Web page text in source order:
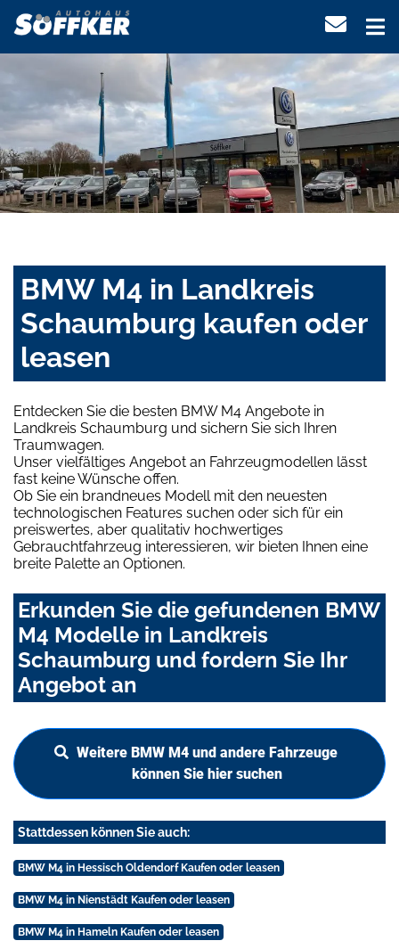
BMW M4 in Landkreis
Schaumburg kaufen oder
leasen
Entdecken Sie die besten BMW M4 Angebote in
Landkreis Schaumburg und sichern Sie sich Ihren
Traumwagen.
Unser vielfältiges Angebot an Fahrzeugmodellen lässt
fast keine Wünsche offen.
Ob Sie ein brandneues Modell mit den neuesten
technologischen Features suchen oder sich für ein
preiswertes, aber qualitativ hochwertiges
Gebrauchtfahrzeug interessieren, wir bieten Ihnen eine
breite Palette an Optionen.
Erkunden Sie die gefundenen BMW
M4 Modelle in Landkreis
Schaumburg und fordern Sie Ihr
Angebot an
Weitere BMW M4 und andere Fahrzeuge
können Sie hier suchen
Stattdessen können Sie auch:
BMW M4 in Hessisch Oldendorf Kaufen oder leasen
BMW M4 in Nienstädt Kaufen oder leasen
BMW M4 in Hameln Kaufen oder leasen